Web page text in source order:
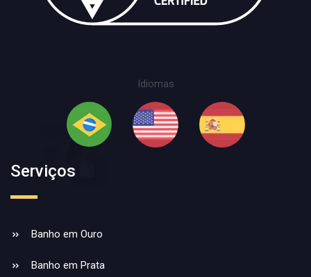
Idiomas
Serviços
Banho em Ouro
Banho em Prata